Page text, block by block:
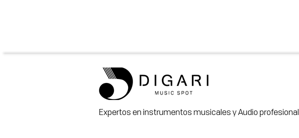
Expertos en instrumentos musicales y Audio profesional